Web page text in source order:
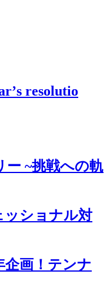
’s resolutio
~挑戦への軌
ッショナル対
企画！テンナ